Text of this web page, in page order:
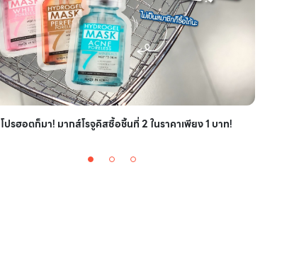
โปรฮอตก็มา! มากส์โรจูคิสซื้อชิ้นที่ 2 ในราคาเพียง 1 บาท!